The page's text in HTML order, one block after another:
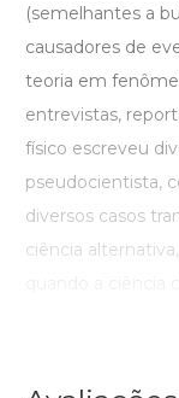
(semelhantes a
causadores de
teoria em
entrevistas,
físico escreveu
pseudocientista,
diversos casos
ciência